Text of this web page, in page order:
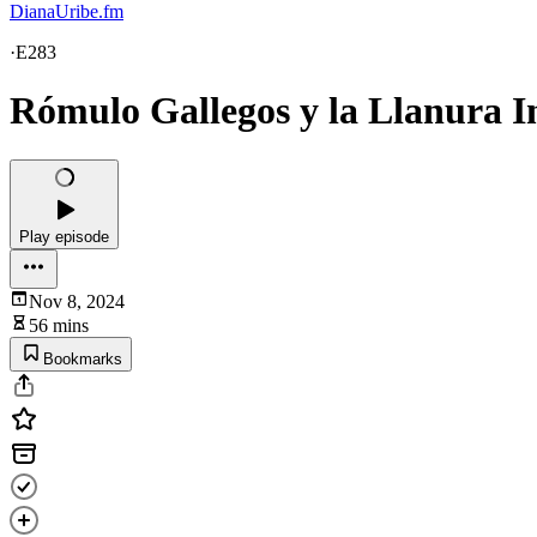
DianaUribe.fm
·E283
Rómulo Gallegos y la Llanura
Play episode
Nov 8, 2024
56 mins
Bookmarks